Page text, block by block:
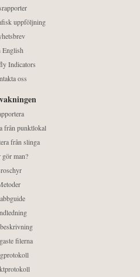
uppföljning
English
Indicators
oss
från punktlokal
från slinga
man?
filerna